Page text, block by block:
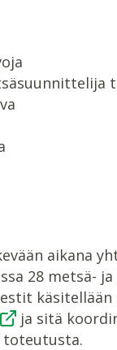
aikana
28 metsä-
ja sitä